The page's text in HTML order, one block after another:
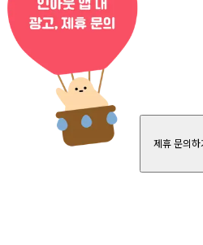
제휴 문의하